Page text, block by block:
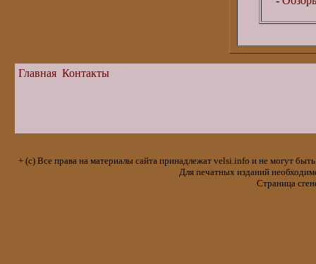
Главная Контакты
+ (с) Все права на материалы сайта принадлежат velsi.info и не могут
Для печатных изданий
Страница